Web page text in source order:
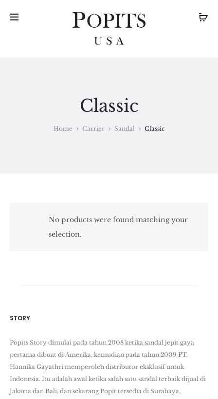
Classic
Home Carrier Sandal Classic
No products were found matching your
selection.
STORY
Popits Story dimulai pada tahun 2008 ketika sandal jepit gaya
pertama dibuat di Amerika, kemudian pada tahun 2009 PT.
Hannika Gayathri memperoleh distributor eksklusif untuk
Indonesia. Itu adalah awal ketika salah satu sandal terbaik dijual di
Jakarta dan Bali, dan sekarang Popit tersedia di Surabaya,